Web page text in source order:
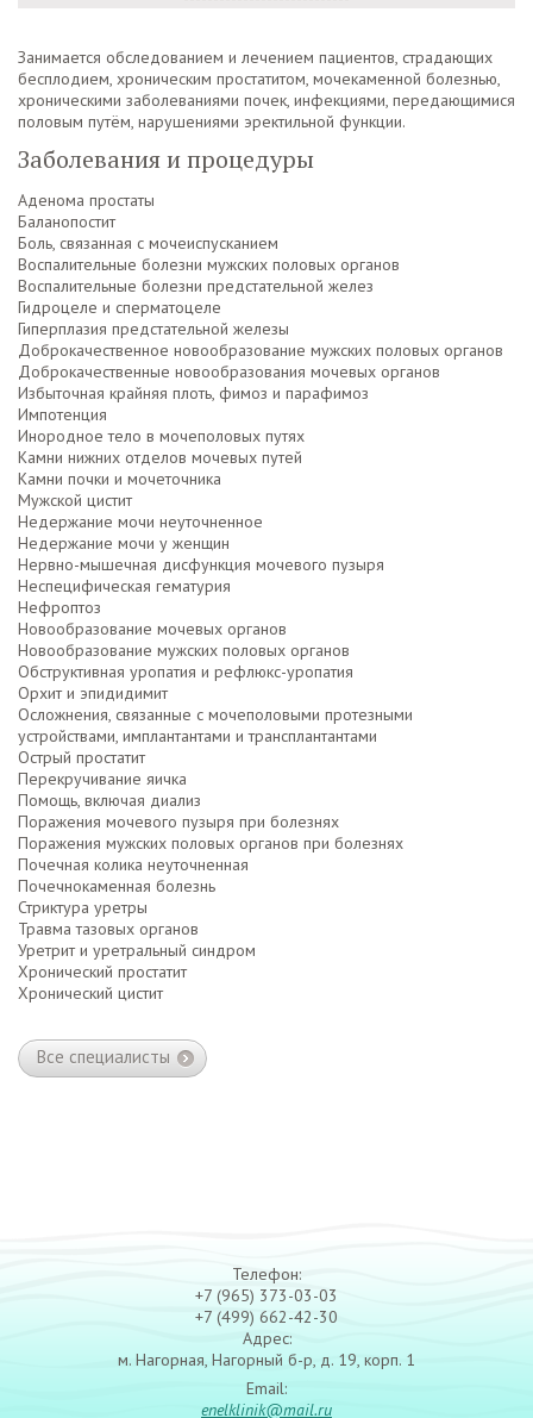
Занимается обследованием и лечением пациентов, страдающих
бесплодием, хроническим простатитом, мочекаменной болезнью,
хроническими заболеваниями почек, инфекциями, передающимися
половым путём, нарушениями эректильной функции.
Заболевания и процедуры
Аденома простаты
Баланопостит
Боль, связанная с мочеиспусканием
Воспалительные болезни мужских половых органов
Воспалительные болезни предстательной желез
Гидроцеле и сперматоцеле
Гиперплазия предстательной железы
Доброкачественное новообразование мужских половых органов
Доброкачественные новообразования мочевых органов
Избыточная крайняя плоть, фимоз и парафимоз
Импотенция
Инородное тело в мочеполовых путях
Камни нижних отделов мочевых путей
Камни почки и мочеточника
Мужской цистит
Недержание мочи неуточненное
Недержание мочи у женщин
Нервно-мышечная дисфункция мочевого пузыря
Неспецифическая гематурия
Нефроптоз
Новообразование мочевых органов
Новообразование мужских половых органов
Обструктивная уропатия и рефлюкс-уропатия
Орхит и эпидидимит
Осложнения, связанные с мочеполовыми протезными
устройствами, имплантантами и трансплантантами
Острый простатит
Перекручивание яичка
Помощь, включая диализ
Поражения мочевого пузыря при болезнях
Поражения мужских половых органов при болезнях
Почечная колика неуточненная
Почечнокаменная болезнь
Стриктура уретры
Травма тазовых органов
Уретрит и уретральный синдром
Хронический простатит
Хронический цистит
Все специалисты
Телефон:
+7 (965) 373-03-03
+7 (499) 662-42-30
Адрес:
м. Нагорная, Нагорный б-р, д. 19, корп. 1
Email:
enelklinik@mail.ru